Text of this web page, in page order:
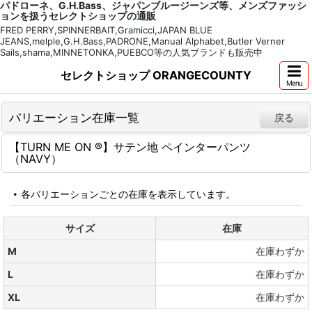
パドローネ、G.H.Bass、ジャパンブルージーンズ等、メンズファッシ
ョンを扱うセレクトショップの通販
FRED PERRY,SPINNERBAIT,Gramicci,JAPAN BLUE
JEANS,melple,G.H.Bass,PADRONE,Manual Alphabet,Butler Verner
Sails,shama,MINNETONKA,PUEBCO等の人気ブランドも販売中
セレクトショップ ORANGECOUNTY
Menu
バリエーション在庫一覧 戻る
【TURN ME ON ®】サテン地 ペインターパンツ
（NAVY）
各バリエーションごとの在庫を表示しています。
サイズ
在庫
M
在庫わずか
L
在庫わずか
XL
在庫わずか